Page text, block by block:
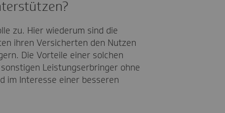
zu. Hier wiederum sind die
ihren Versicherten den Nutzen
Die Vorteile einer solchen
Leistungserbringer ohne
im Interesse einer besseren